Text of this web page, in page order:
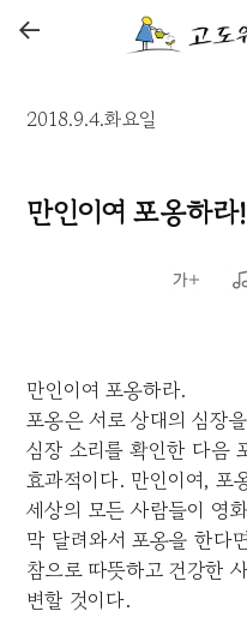
←
2018.9.4.화요일
만인이여 포옹하라!
만인이여 포옹하라.
포옹은 서로 상대의 심장
심장 소리를 확인한 다음
효과적이다. 만인이여, 포
세상의 모든 사람들이 영
막 달려와서 포옹을 한다
참으로 따뜻하고 건강한
변할 것이다.